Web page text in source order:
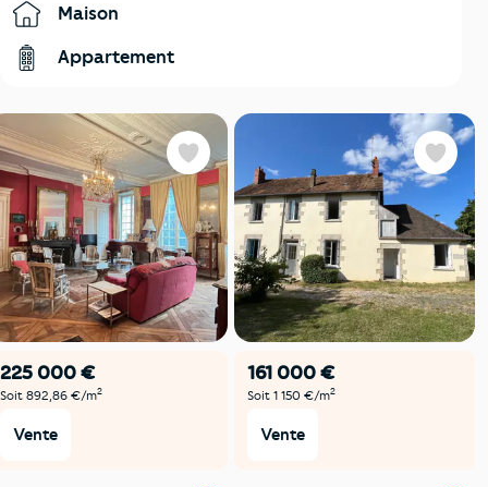
Maison
Appartement
225 000 €
Soit 892,86 €/m2
Vente
Favoris
161 000 €
Soit 1 150 €/m2
Vente
Favoris